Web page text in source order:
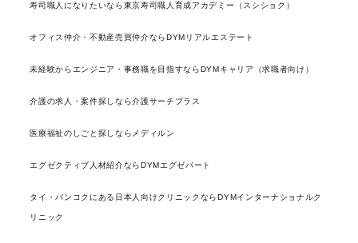
寿司職人になりたいなら東京寿司職人育成アカデミー（スシショク）
オフィス仲介・不動産売買仲介ならDYMリアルエステート
未経験からエンジニア・事務職を目指すならDYMキャリア（求職者向け）
介護の求人・案件探しなら介護サーチプラス
医療福祉のしごと探しならメディルン
エグゼクティブ人材紹介ならDYMエグゼパート
タイ・バンコクにある日本人向けクリニックならDYMインターナショナルク
リニック